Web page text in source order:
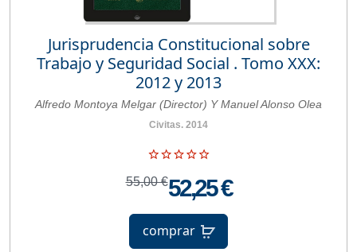
Jurisprudencia Constitucional sobre
Trabajo y Seguridad Social . Tomo XXX:
2012 y 2013
Alfredo Montoya Melgar (Director) Y Manuel Alonso Olea
Civitas. 2014
55,00 €52,25 €
comprar